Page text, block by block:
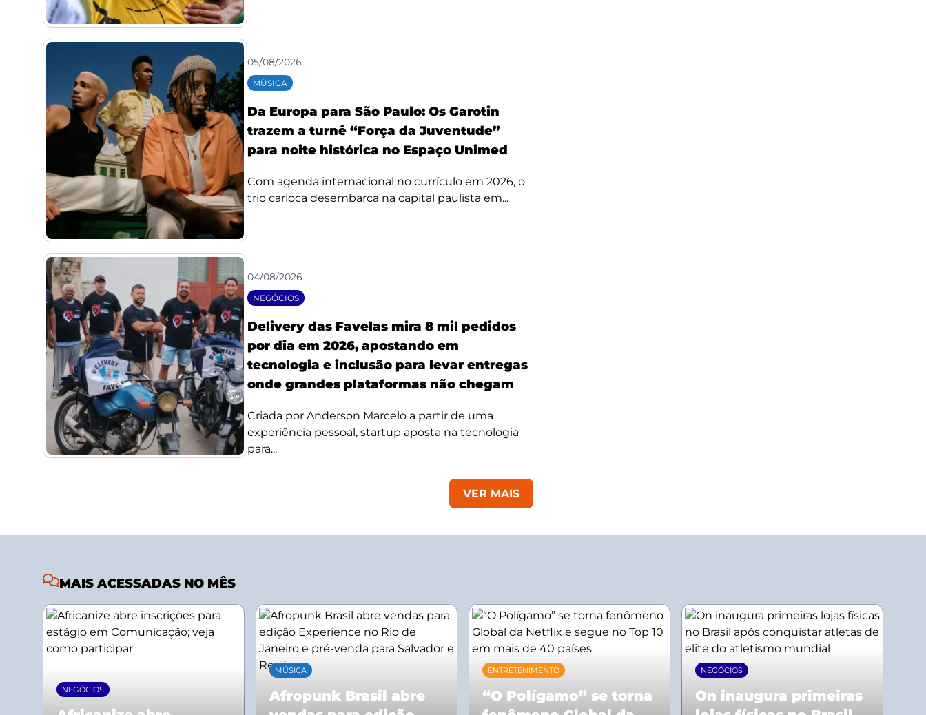
05/08/2026
MÚSICA
Da Europa para São Paulo: Os Garotin
trazem a turnê “Força da Juventude”
para noite histórica no Espaço Unimed
Com agenda internacional no currículo em 2026, o
trio carioca desembarca na capital paulista em...
04/08/2026
NEGÓCIOS
Delivery das Favelas mira 8 mil pedidos
por dia em 2026, apostando em
tecnologia e inclusão para levar entregas
onde grandes plataformas não chegam
Criada por Anderson Marcelo a partir de uma
experiência pessoal, startup aposta na tecnologia
para...
VER MAIS
MAIS ACESSADAS NO MÊS
NEGÓCIOS
MÚSICA
Afropunk Brasil abre
ENTRETENIMENTO
“O Polígamo” se torna
NEGÓCIOS
On inaugura primeiras